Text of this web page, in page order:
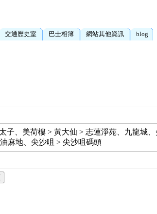
交通歷史室 巴士相簿 網站其他資訊 blog
、美荷樓 > 黃大仙 > 志蓮淨苑、九龍城
麻地、尖沙咀 > 尖沙咀碼頭